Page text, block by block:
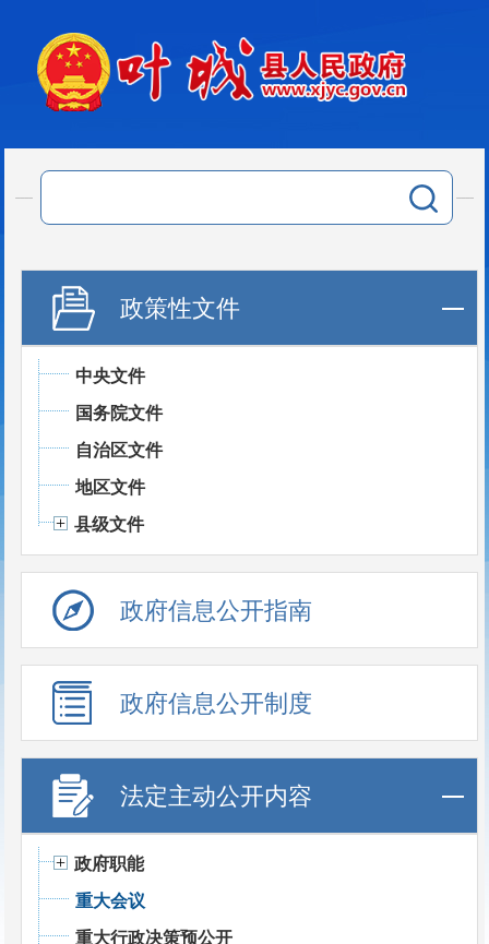
政策性文件
中央文件
国务院文件
自治区文件
地区文件
县级文件
政府信息公开指南
政府信息公开制度
法定主动公开内容
政府职能
重大会议
重大行政决策预公开